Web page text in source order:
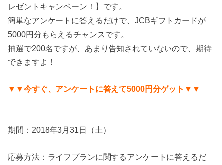
レゼントキャンペーン！】です。
簡単なアンケートに答えるだけで、JCBギフトカードが
5000円分もらえるチャンスです。
抽選で200名ですが、あまり告知されていないので、期待
できますよ！
▼▼今すぐ、アンケートに答えて5000円分ゲット▼▼
期間：2018年3月31日（土）
応募方法：ライフプランに関するアンケートに答えるだ